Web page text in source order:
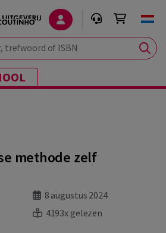
of ISBN
methode zelf
8 augustus 2024
4193x gelezen